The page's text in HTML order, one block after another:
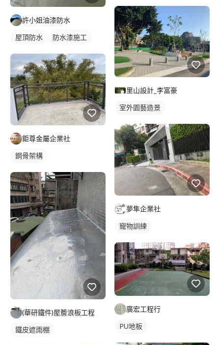
許小姐油漆防水
屋頂防水 防水漆施工
鉅尊金屬企業社
鋼骨架構
(華研鐵件)屋簷浪板工程
鐵皮遮雨棚
里山設計_李富豪
室外園藝造景
夢隼企業社
寵物訓練
廣宏工程行
PU地板